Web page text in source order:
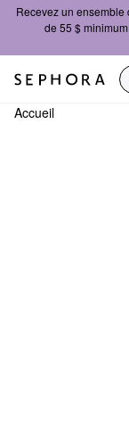
Recevez un ensemble
de 55 $
Accueil